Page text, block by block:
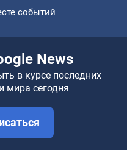
событий
News
в курсе последних
мира сегодня